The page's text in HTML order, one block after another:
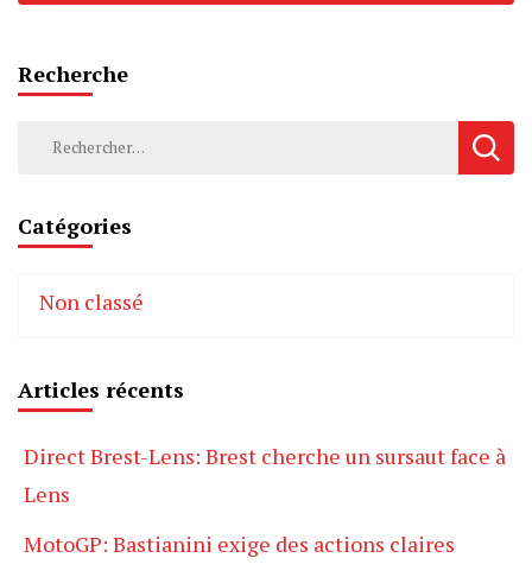
Recherche
Rechercher :
Catégories
Non classé
Articles récents
Direct Brest-Lens: Brest cherche un sursaut face à
Lens
MotoGP: Bastianini exige des actions claires